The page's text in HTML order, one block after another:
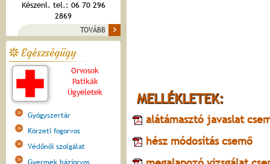
Készenl. tel.: 06 70 296
2869
TOVÁBB
Egészségügy
Orvosok
Patikák
Ügyeletek
Gyógyszertár
Körzeti fogorvos
Védőnői szolgálat
Gyermek háziorvos
MELLÉKLETEK:
alátámasztó javaslat
hész módosítás csemő